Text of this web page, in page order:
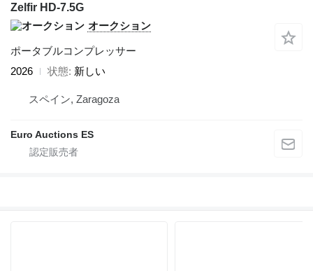
Zelfir HD-7.5G
オークション
ポータブルコンプレッサー
2026
状態 新しい
スペイン, Zaragoza
Euro Auctions ES